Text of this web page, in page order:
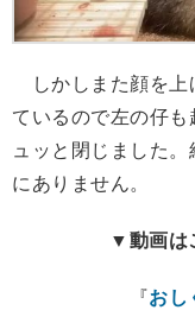
しかしまた顔を上
ているので左の仔
ュッと閉じました
にありません。
▼動画は
『おし